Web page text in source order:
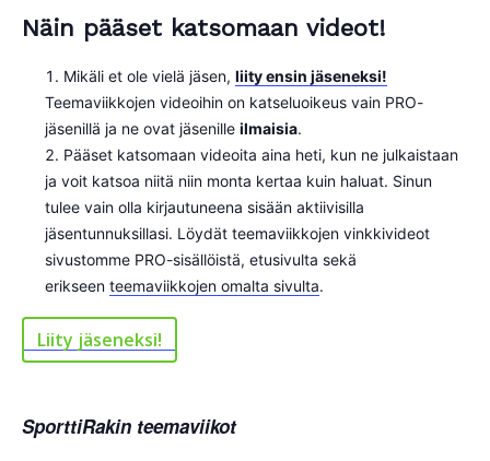
Näin pääset katsomaan videot!
Mikäli et ole vielä jäsen, liity ensin jäseneksi!
Teemaviikkojen videoihin on katseluoikeus vain PRO-
jäsenillä ja ne ovat jäsenille ilmaisia.
Pääset katsomaan videoita aina heti, kun ne julkaistaan
ja voit katsoa niitä niin monta kertaa kuin haluat. Sinun
tulee vain olla kirjautuneena sisään aktiivisilla
jäsentunnuksillasi. Löydät teemaviikkojen vinkkivideot
sivustomme PRO-sisällöistä, etusivulta sekä
erikseen teemaviikkojen omalta sivulta.
Liity jäseneksi!
SporttiRakin teemaviikot